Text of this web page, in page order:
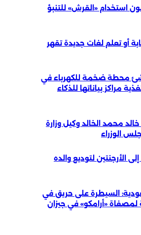
استخدام «القرش» للتنبؤ
أو تعلم لغات جديدة تقهر
محطة ضخمة للكهرباء في
مراكز بياناتها للذكاء
محمد الخالد وكيل وزارة
الوزراء
الأرجنتين لتوديع والده
السيطرة على حريق في
لمصفاة «أرامكو» في جيزان